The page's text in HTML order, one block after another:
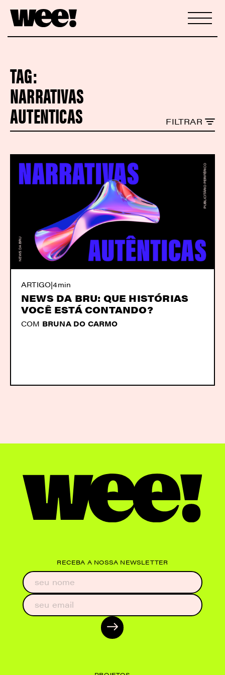
TAG:
NARRATIVAS
AUTENTICAS FILTRAR
ARTIGO|4min
NEWS DA BRU: QUE HISTÓRIAS
VOCÊ ESTÁ CONTANDO?
COM BRUNA DO CARMO
RECEBA A NOSSA NEWSLETTER